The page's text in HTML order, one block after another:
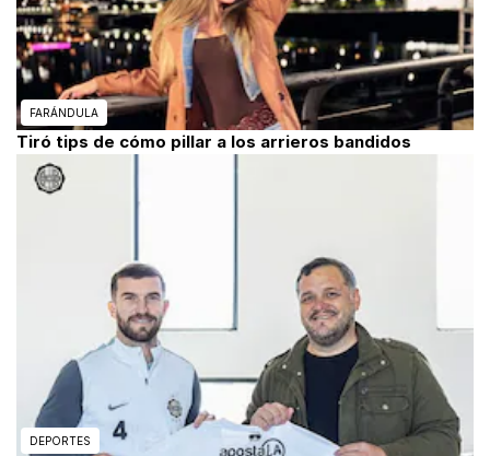
FARÁNDULA
Tiró tips de cómo pillar a los arrieros bandidos
DEPORTES